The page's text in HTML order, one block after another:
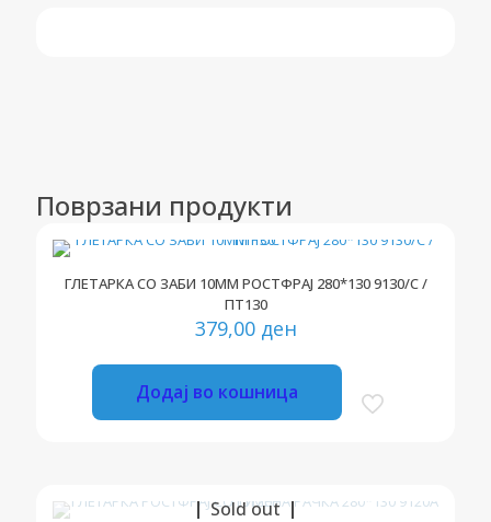
Поврзани продукти
ГЛЕТАРКА СО ЗАБИ 10ММ РОСТФРАЈ 280*130 9130/С /
ПТ130
379,00 ден
Додај во кошница
Sold out